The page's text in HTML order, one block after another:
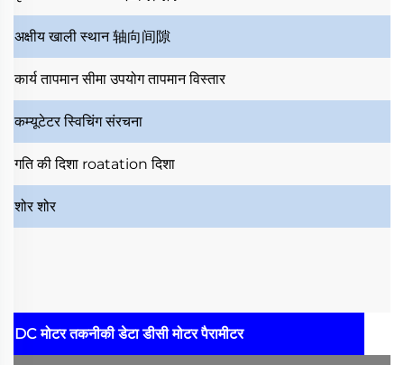
अक्षीय खाली स्थान轴向间隙
कार्य तापमान सीमाउपयोग तापमान विस्तार
कम्यूटेटरस्विचिंग संरचना
गति की दिशा roatation दिशा
शोरशोर
DC मोटर तकनीकी डेटाडीसी मोटर पैरामीटर